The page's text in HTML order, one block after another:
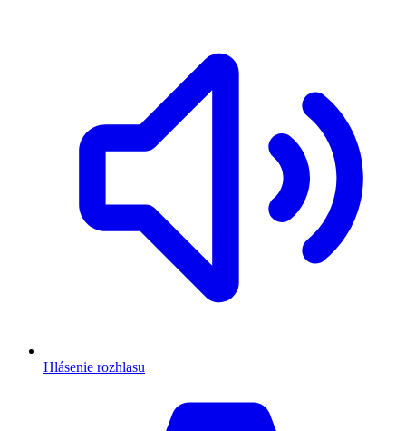
Hlásenie rozhlasu